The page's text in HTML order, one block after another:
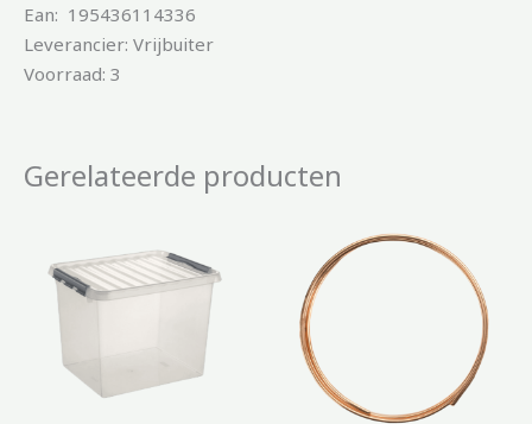
Ean: 195436114336
Leverancier: Vrijbuiter
Voorraad: 3
Gerelateerde producten